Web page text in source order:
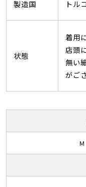
製造国 トル
状態
着用
店頭
無い
がご